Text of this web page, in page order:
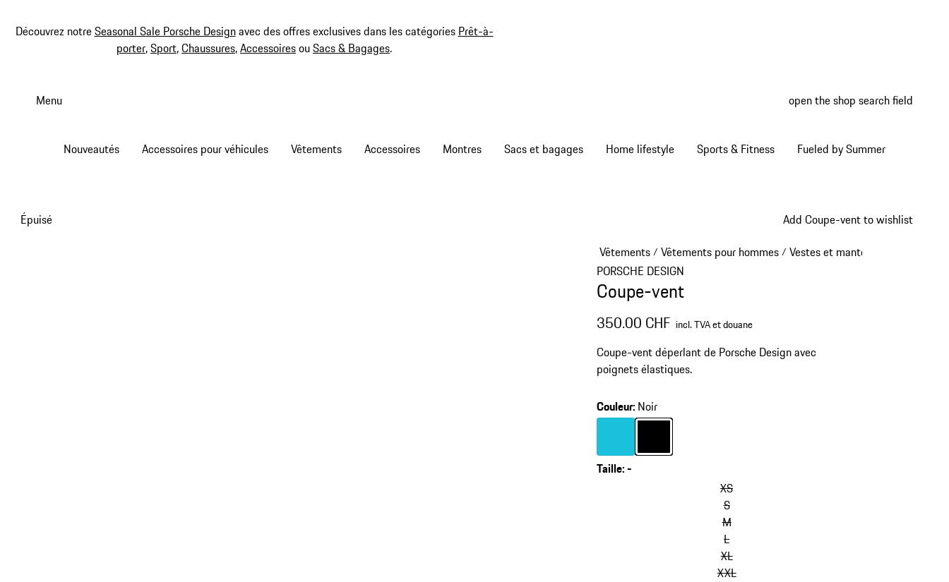
Découvrez notreSeasonal Sale Porsche Designavec des offres exclusives dans les catégories Prêt-à-
porter,Sport,Chaussures,AccessoiresouSacs & Bagages.
Menu open the shop search field
Nouveautés Accessoires pour véhicules Vêtements Accessoires Montres Sacs et bagages Home lifestyle Sports & Fitness Fueled by Summer
Add Coupe-vent to wishlist
Épuisé
Vêtements/ Vêtements pour hommes/ Vestes et manteaux
PORSCHE DESIGN
Coupe-vent
350.00 CHF incl. TVA et douane
Coupe-vent déperlant de Porsche Design avec
poignets élastiques.
Couleur: Noir
Couleur
Turquoise
Couleur
Taille:-
XS
S
M
L
XL
XXL